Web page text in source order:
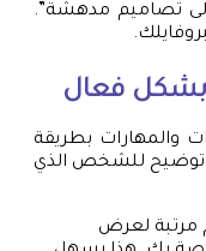
تصاميم مدهشة”.
بشكل فعال
والمهارات بطريقة
توضيح للشخص الذي
مرتبة لعرض